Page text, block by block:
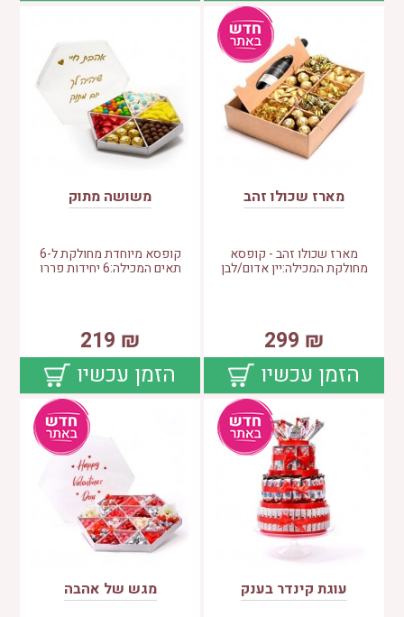
מארז שכולו זהב
מארז שכולו זהב - קופסא
מחולקת המכילה:יין אדום/לבן
₪
299
הזמן עכשיו
משושה מתוק
קופסא מיוחדת מחולקת ל-6
תאים המכילה:6 יחידות פררו
₪
219
הזמן עכשיו
עוגת קינדר בענק מגש של אהבה